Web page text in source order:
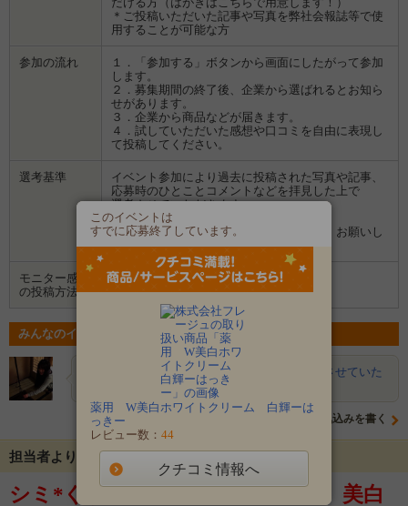
＊ご投稿いただいた記事や写真を弊社会報誌等で使
用することが可能な方
参加の流れ
１．「参加する」ボタンから画面にしたがって参加
します。
２．募集期間の終了後、企業から選ばれるとお知ら
せがあります。
３．企業から商品などが届きます。
４．試していただいた感想や口コミを自由に表現し
て投稿してください。
選考基準
イベント参加により過去に投稿された写真や記事、
応募時のひとことコメントなどを拝見した上で
選考させていただきます。
素敵な記事や写真を投稿してくださる方、お願いし
ます♪
モニター感想
の投稿方法
Instagram
みんなのイベントの意気込み
顔出しＯＫです！ あたったら精一杯紹介させていた
だきます。 ぜひ試…
意気込みを書く
担当者よりメッセージ
シミ*くすみが一塗りで消える！ 美白
このイベントは
すでに応募終了しています。
薬用 W美白ホワイトクリーム 白輝ーは
っきー
レビュー数： 44
クチコミ情報へ